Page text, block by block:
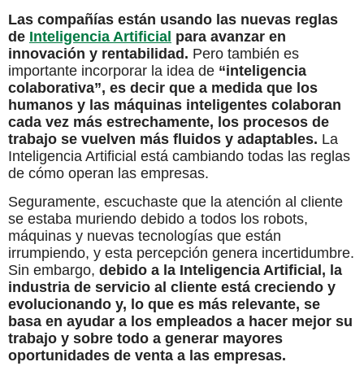
Las compañías están usando las nuevas reglas
de Inteligencia Artificial para avanzar en
innovación y rentabilidad. Pero también es
importante incorporar la idea de “inteligencia
colaborativa”, es decir que a medida que los
humanos y las máquinas inteligentes colaboran
cada vez más estrechamente, los procesos de
trabajo se vuelven más fluidos y adaptables. La
Inteligencia Artificial está cambiando todas las reglas
de cómo operan las empresas.
Seguramente, escuchaste que la atención al cliente
se estaba muriendo debido a todos los robots,
máquinas y nuevas tecnologías que están
irrumpiendo, y esta percepción genera incertidumbre.
Sin embargo, debido a la Inteligencia Artificial, la
industria de servicio al cliente está creciendo y
evolucionando y, lo que es más relevante, se
basa en ayudar a los empleados a hacer mejor su
trabajo y sobre todo a generar mayores
oportunidades de venta a las empresas.